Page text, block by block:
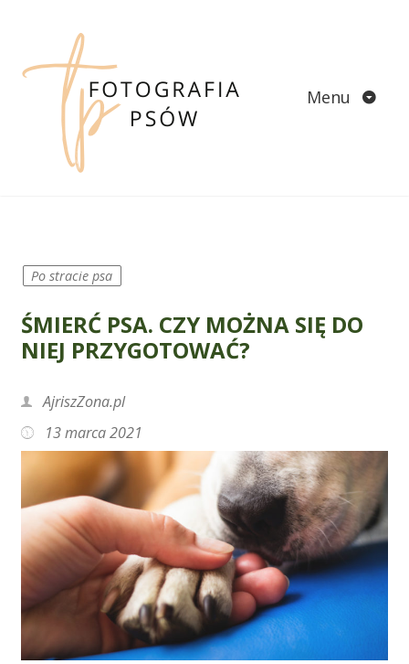
content
Menu
Po stracie psa
ŚMIERĆ PSA. CZY MOŻNA SIĘ DO
NIEJ PRZYGOTOWAĆ?
AjriszZona.pl
13 marca 2021